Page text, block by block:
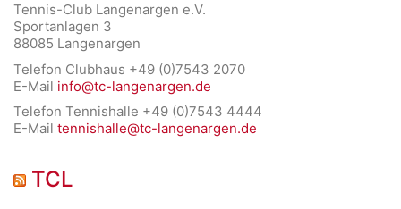
Tennis-Club Langenargen e.V.
Sportanlagen 3
88085 Langenargen
Telefon Clubhaus +49 (0)7543 2070
E-Mail info@tc-langenargen.de
Telefon Tennishalle +49 (0)7543 4444
E-Mail tennishalle@tc-langenargen.de
TCL